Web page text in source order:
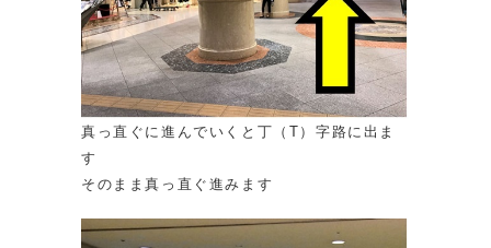
真っ直ぐに進んでいくと丁（T）字路に出ま
す
そのまま真っ直ぐ進みます